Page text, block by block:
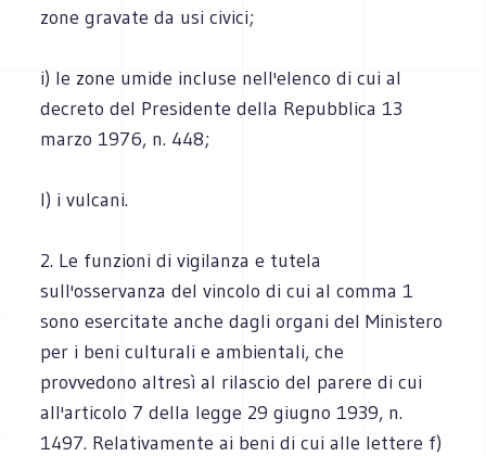
zone gravate da usi civici;
i) le zone umide incluse nell'elenco di cui al
decreto del Presidente della Repubblica 13
marzo 1976, n. 448;
l) i vulcani.
2. Le funzioni di vigilanza e tutela
sull'osservanza del vincolo di cui al comma 1
sono esercitate anche dagli organi del Ministero
per i beni culturali e ambientali, che
provvedono altresì al rilascio del parere di cui
all'articolo 7 della legge 29 giugno 1939, n.
1497. Relativamente ai beni di cui alle lettere f)